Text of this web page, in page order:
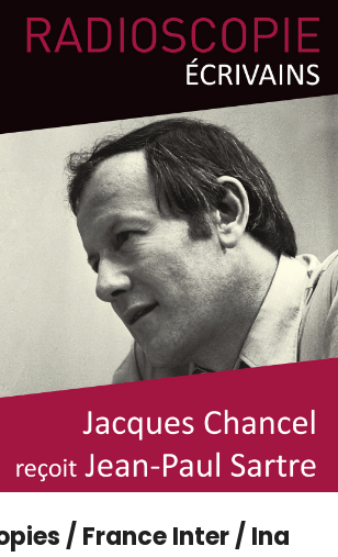
/ France Inter / Ina